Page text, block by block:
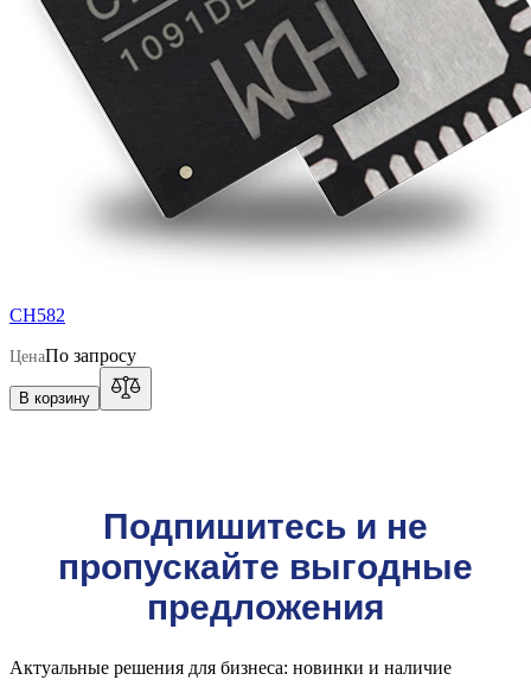
CH582
ЦенаПо запросу
В корзину
Подпишитесь и не
пропускайте выгодные
предложения
Актуальные решения для бизнеса: новинки и наличие